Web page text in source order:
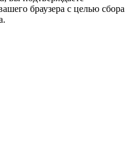
браузера с целью сбора